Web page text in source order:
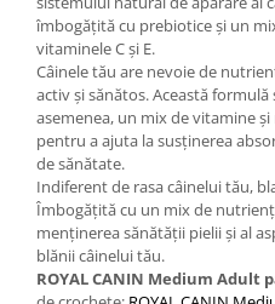
îmbogăţită cu prebiotice şi un
vitaminele C şi E.
Câinele tău are nevoie de
activ şi sănătos. Această
asemenea, un mix de vitamine
pentru a ajuta la susţinerea
de sănătate.
Indiferent de rasa câinelui tău,
Îmbogăţită cu un mix de
menţinerea sănătăţii pielii şi al
blănii câinelui tău.
ROYAL CANIN Medium Adult